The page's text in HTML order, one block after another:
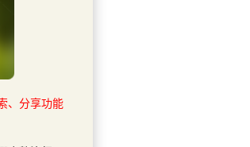
、分享功能